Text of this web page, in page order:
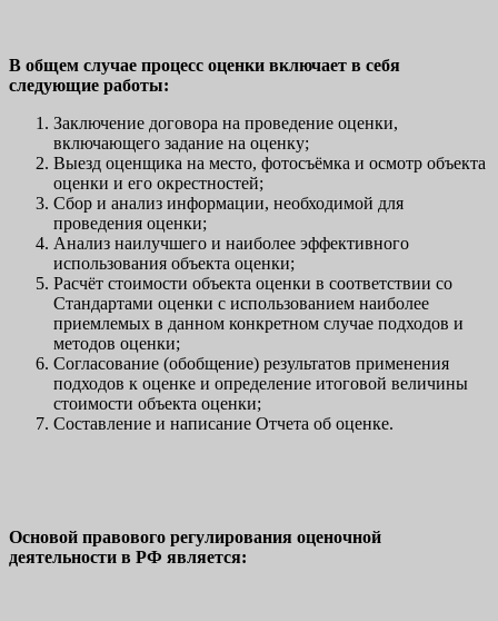
В общем случае процесс оценки включает в себя
следующие работы:
Заключение договора на проведение оценки,
включающего задание на оценку;
Выезд оценщика на место, фотосъёмка и осмотр объекта
оценки и его окрестностей;
Сбор и анализ информации, необходимой для
проведения оценки;
Анализ наилучшего и наиболее эффективного
использования объекта оценки;
Расчёт стоимости объекта оценки в соответствии со
Стандартами оценки с использованием наиболее
приемлемых в данном конкретном случае подходов и
методов оценки;
Согласование (обобщение) результатов применения
подходов к оценке и определение итоговой величины
стоимости объекта оценки;
Составление и написание Отчета об оценке.
Основой правового регулирования оценочной
деятельности в РФ является: